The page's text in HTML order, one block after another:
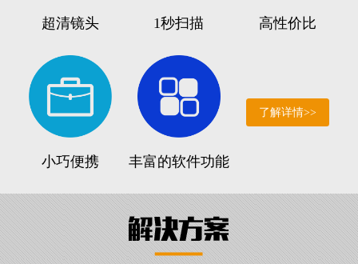
超清镜头 1秒扫描 高性价比
小巧便携 丰富的软件功能
了解详情>>